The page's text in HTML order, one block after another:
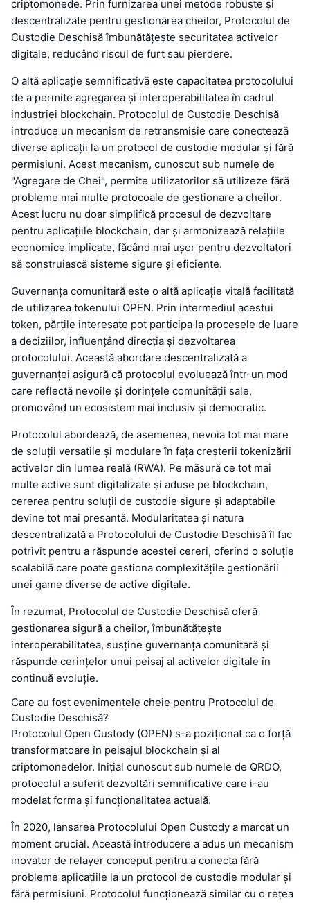
criptomonede. Prin furnizarea unei metode robuste și
descentralizate pentru gestionarea cheilor, Protocolul de
Custodie Deschisă îmbunătățește securitatea activelor
digitale, reducând riscul de furt sau pierdere.
O altă aplicație semnificativă este capacitatea protocolului
de a permite agregarea și interoperabilitatea în cadrul
industriei blockchain. Protocolul de Custodie Deschisă
introduce un mecanism de retransmisie care conectează
diverse aplicații la un protocol de custodie modular și fără
permisiuni. Acest mecanism, cunoscut sub numele de
"Agregare de Chei", permite utilizatorilor să utilizeze fără
probleme mai multe protocoale de gestionare a cheilor.
Acest lucru nu doar simplifică procesul de dezvoltare
pentru aplicațiile blockchain, dar și armonizează relațiile
economice implicate, făcând mai ușor pentru dezvoltatori
să construiască sisteme sigure și eficiente.
Guvernanța comunitară este o altă aplicație vitală facilitată
de utilizarea tokenului OPEN. Prin intermediul acestui
token, părțile interesate pot participa la procesele de luare
a deciziilor, influențând direcția și dezvoltarea
protocolului. Această abordare descentralizată a
guvernanței asigură că protocolul evoluează într-un mod
care reflectă nevoile și dorințele comunității sale,
promovând un ecosistem mai inclusiv și democratic.
Protocolul abordează, de asemenea, nevoia tot mai mare
de soluții versatile și modulare în fața creșterii tokenizării
activelor din lumea reală (RWA). Pe măsură ce tot mai
multe active sunt digitalizate și aduse pe blockchain,
cererea pentru soluții de custodie sigure și adaptabile
devine tot mai presantă. Modularitatea și natura
descentralizată a Protocolului de Custodie Deschisă îl fac
potrivit pentru a răspunde acestei cereri, oferind o soluție
scalabilă care poate gestiona complexitățile gestionării
unei game diverse de active digitale.
În rezumat, Protocolul de Custodie Deschisă oferă
gestionarea sigură a cheilor, îmbunătățește
interoperabilitatea, susține guvernanța comunitară și
răspunde cerințelor unui peisaj al activelor digitale în
continuă evoluție.
Care au fost evenimentele cheie pentru Protocolul de
Custodie Deschisă?
Protocolul Open Custody (OPEN) s-a poziționat ca o forță
transformatoare în peisajul blockchain și al
criptomonedelor. Inițial cunoscut sub numele de QRDO,
protocolul a suferit dezvoltări semnificative care i-au
modelat forma și funcționalitatea actuală.
În 2020, lansarea Protocolului Open Custody a marcat un
moment crucial. Această introducere a adus un mecanism
inovator de relayer conceput pentru a conecta fără
probleme aplicațiile la un protocol de custodie modular și
fără permisiuni. Protocolul funcționează similar cu o rețea